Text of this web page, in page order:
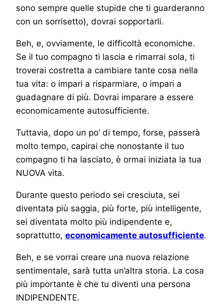
sono sempre quelle stupide che ti guarderanno
con un sorrisetto), dovrai sopportarli.
Beh, e, ovviamente, le difficoltà economiche.
Se il tuo compagno ti lascia e rimarrai sola, ti
troverai costretta a cambiare tante cosa nella
tua vita: o impari a risparmiare, o impari a
guadagnare di più. Dovrai imparare a essere
economicamente autosufficiente.
Tuttavia, dopo un po’ di tempo, forse, passerà
molto tempo, capirai che nonostante il tuo
compagno ti ha lasciato, è ormai iniziata la tua
NUOVA vita.
Durante questo periodo sei cresciuta, sei
diventata più saggia, più forte, più intelligente,
sei diventata molto più indipendente e,
soprattutto, economicamente autosufficiente.
Beh, e se vorrai creare una nuova relazione
sentimentale, sarà tutta un’altra storia. La cosa
più importante è che tu diventi una persona
INDIPENDENTE.